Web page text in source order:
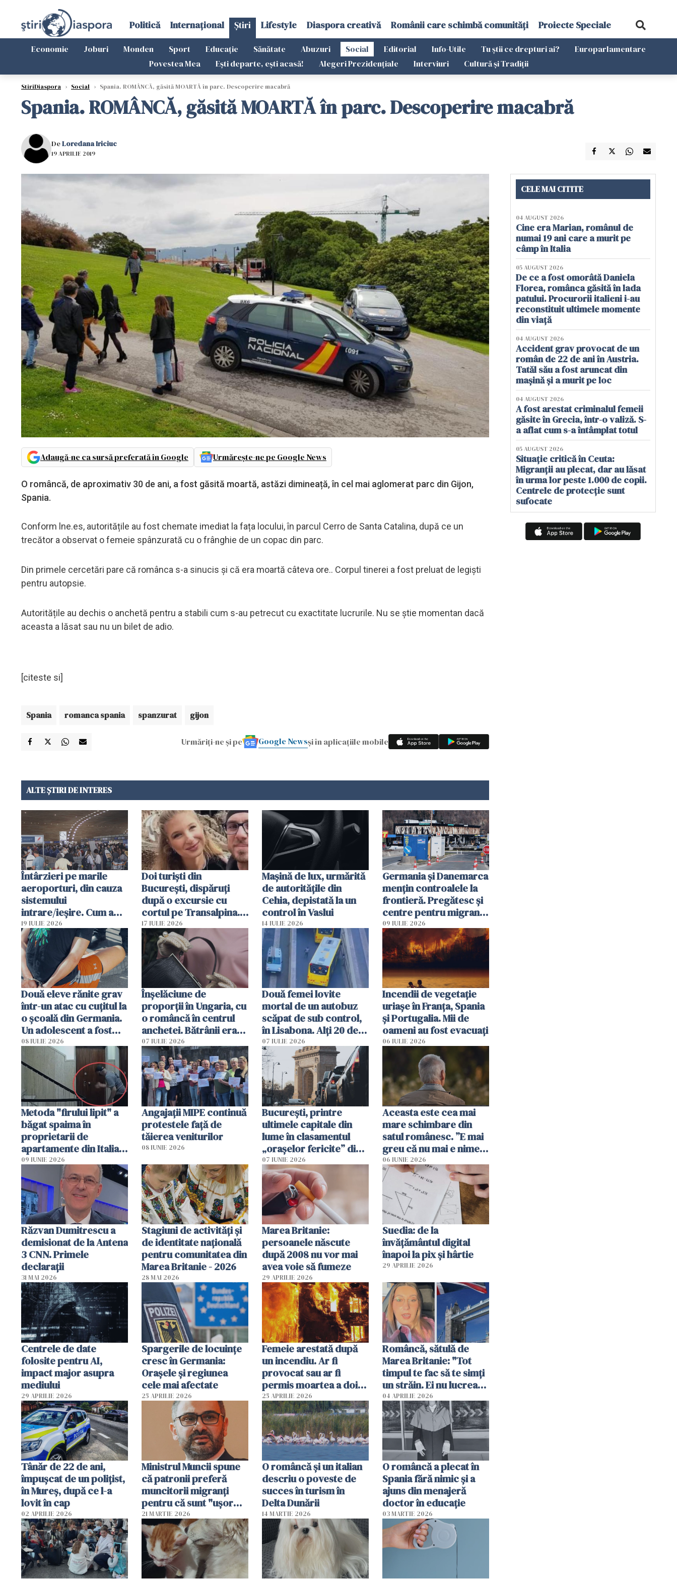
Politică Internațional Știri Lifestyle Diaspora creativă Românii care schimbă comunități Proiecte Speciale
Economie Joburi Monden Sport Educație Sănătate Abuzuri Social Editorial Info-Utile Tu știi ce drepturi ai?
Europarlamentare
Povestea Mea
Ești departe, ești acasă! Alegeri Prezidențiale Interviuri Cultură și Tradiții
StiriDiaspora › Social › Spania. ROMÂNCĂ, găsită MOARTĂ în parc. Descoperire macabră
Spania. ROMÂNCĂ, găsită MOARTĂ în parc. Descoperire macabră
DeLoredana Iriciuc
19 APRILIE 2019
Adaugă-ne ca sursă preferată în Google Urmărește-ne pe Google News
O româncă, de aproximativ 30 de ani, a fost găsită moartă, astăzi dimineață, în cel mai aglomerat parc din Gijon,
Spania.
Conform lne.es, autoritățile au fost chemate imediat la fața locului, în parcul Cerro de Santa Catalina, după ce un
trecător a observat o femeie spânzurată cu o frânghie de un copac din parc.
Din primele cercetări pare că românca s-a sinucis și că era moartă câteva ore.. Corpul tinerei a fost preluat de legişti
pentru autopsie.
Autoritățile au dechis o anchetă pentru a stabili cum s-au petrecut cu exactitate lucrurile. Nu se știe momentan dacă
aceasta a lăsat sau nu un bilet de adio.
[citeste si]
Spania romanca spania spanzurat gijon
Urmăriți-ne și pe Google Newsși în aplicațiile mobile
ALTE ȘTIRI DE INTERES
Întârzieri pe marile
aeroporturi, din cauza
sistemului
intrare/ieșire. Cum a
ajuns o femeie să fie
arestată în Cluj-Napoca
19 IULIE 2026
Doi turiști din
București, dispăruți
după o excursie cu
cortul pe Transalpina.
Poliția și familia îi caută
17 IULIE 2026
Mașină de lux, urmărită
de autoritățile din
Cehia, depistată la un
control în Vaslui
14 IULIE 2026
Germania și Danemarca
mențin controalele la
frontieră. Pregătesc și
centre pentru migranții
respinși din UE
09 IULIE 2026
Două eleve rănite grav
într-un atac cu cuțitul la
o școală din Germania.
Un adolescent a fost
arestat
08 IULIE 2026
Înșelăciune de
proporții în Ungaria, cu
o româncă în centrul
anchetei. Bătrânii erau
puși să lase la poartă
genți cu aur și bani
07 IULIE 2026
Două femei lovite
mortal de un autobuz
scăpat de sub control,
în Lisabona. Alți 20 de
oameni sunt răniți
07 IULIE 2026
Incendii de vegetație
uriașe în Franța, Spania
și Portugalia. Mii de
oameni au fost evacuați
06 IULIE 2026
Metoda "firului lipit" a
băgat spaima în
proprietarii de
apartamente din Italia.
Poliția, sesizată
09 IUNIE 2026
Angajaţii MIPE continuă
protestele faţă de
tăierea veniturilor
08 IUNIE 2026
București, printre
ultimele capitale din
lume în clasamentul
„orașelor fericite” din
2026
07 IUNIE 2026
Aceasta este cea mai
mare schimbare din
satul românesc. ”E mai
greu că nu mai e nimeni
pe-aici, prin jur”
06 IUNIE 2026
Răzvan Dumitrescu a
demisionat de la Antena
3 CNN. Primele
declarații
31 MAI 2026
Stagiuni de activități și
de identitate națională
pentru comunitatea din
Marea Britanie - 2026
28 MAI 2026
Marea Britanie:
persoanele născute
după 2008 nu vor mai
avea voie să fumeze
29 APRILIE 2026
Suedia: de la
învățământul digital
înapoi la pix și hârtie
29 APRILIE 2026
Centrele de date
folosite pentru AI,
impact major asupra
mediului
29 APRILIE 2026
Spargerile de locuințe
cresc în Germania:
Orașele și regiunea
cele mai afectate
25 APRILIE 2026
Femeie arestată după
un incendiu. Ar fi
provocat sau ar fi
permis moartea a doi
copii de 1 an și 3 ani
25 APRILIE 2026
Româncă, sătulă de
Marea Britanie: "Tot
timpul te fac să te simți
un străin. Ei nu lucrează
ca noi. În România,
oamenii sunt altfel"
04 APRILIE 2026
Tânăr de 22 de ani,
împușcat de un polițist,
în Mureș, după ce l-a
lovit în cap
02 APRILIE 2026
Ministrul Muncii spune
că patronii preferă
muncitorii migranți
pentru că sunt "uşor
dispensabili"
21 MARTIE 2026
O româncă și un italian
descriu o poveste de
succes în turism în
Delta Dunării
14 MARTIE 2026
O româncă a plecat în
Spania fără nimic și a
ajuns din menajeră
doctor în educație
03 MARTIE 2026
CELE MAI CITITE
04 AUGUST 2026
Cine era Marian, românul de
numai 19 ani care a murit pe
câmp în Italia
05 AUGUST 2026
De ce a fost omorâtă Daniela
Florea, românca găsită în lada
patului. Procurorii italieni i-au
reconstituit ultimele momente
din viață
04 AUGUST 2026
Accident grav provocat de un
român de 22 de ani în Austria.
Tatăl său a fost aruncat din
mașină și a murit pe loc
04 AUGUST 2026
A fost arestat criminalul femeii
găsite în Grecia, într-o valiză. S-
a aflat cum s-a întâmplat totul
05 AUGUST 2026
Situație critică în Ceuta:
Migranții au plecat, dar au lăsat
în urma lor peste 1.000 de copii.
Centrele de protecție sunt
sufocate